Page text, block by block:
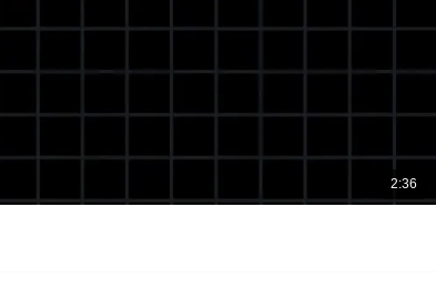
2:36